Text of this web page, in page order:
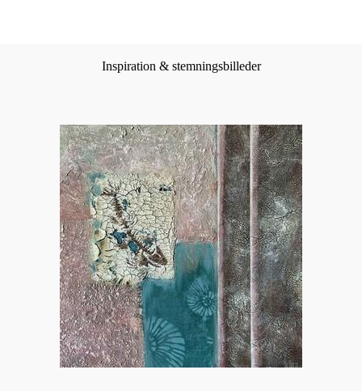
Inspiration & stemningsbilleder